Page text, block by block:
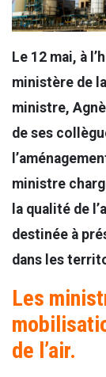
Le 12 mai, à
ministère de
ministre,
de ses
ministre
la qualité de
destinée à
dans les
Les
de l’air.